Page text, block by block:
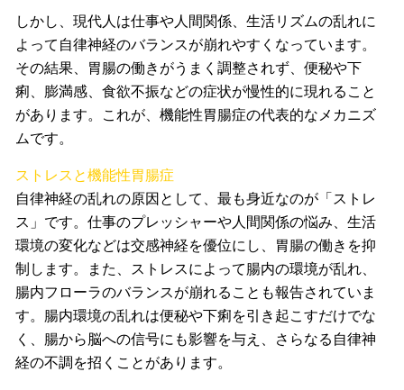
しかし、現代人は仕事や人間関係、生活リズムの乱れに
よって自律神経のバランスが崩れやすくなっています。
その結果、胃腸の働きがうまく調整されず、便秘や下
痢、膨満感、食欲不振などの症状が慢性的に現れること
があります。これが、機能性胃腸症の代表的なメカニズ
ムです。
ストレスと機能性胃腸症
自律神経の乱れの原因として、最も身近なのが「ストレ
ス」です。仕事のプレッシャーや人間関係の悩み、生活
環境の変化などは交感神経を優位にし、胃腸の働きを抑
制します。また、ストレスによって腸内の環境が乱れ、
腸内フローラのバランスが崩れることも報告されていま
す。腸内環境の乱れは便秘や下痢を引き起こすだけでな
く、腸から脳への信号にも影響を与え、さらなる自律神
経の不調を招くことがあります。